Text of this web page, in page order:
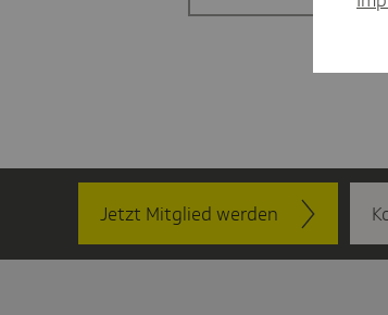
Jetzt Mitglied werden